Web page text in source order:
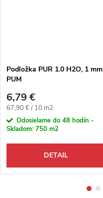
Podložka PUR 1.0 H2O, 1 mm
PUM
6,79 €
Jednotková cena:
67,90 € / 10 m2
Odosielame do 48 hodín -
Skladom: 750 m2
DETAIL